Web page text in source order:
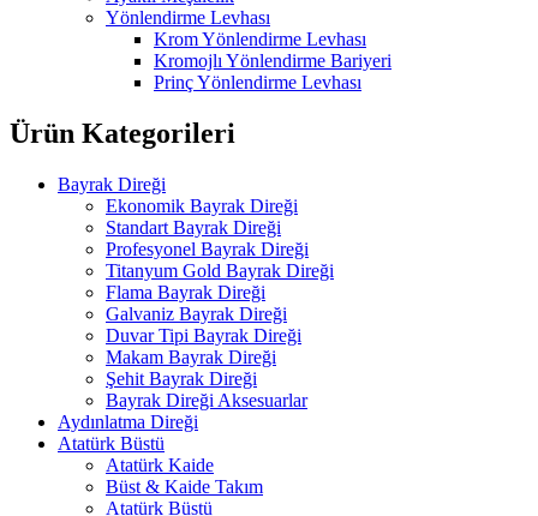
Yönlendirme Levhası
Krom Yönlendirme Levhası
Kromojlı Yönlendirme Bariyeri
Prinç Yönlendirme Levhası
Ürün Kategorileri
Bayrak Direği
Ekonomik Bayrak Direği
Standart Bayrak Direği
Profesyonel Bayrak Direği
Titanyum Gold Bayrak Direği
Flama Bayrak Direği
Galvaniz Bayrak Direği
Duvar Tipi Bayrak Direği
Makam Bayrak Direği
Şehit Bayrak Direği
Bayrak Direği Aksesuarlar
Aydınlatma Direği
Atatürk Büstü
Atatürk Kaide
Büst & Kaide Takım
Atatürk Büstü